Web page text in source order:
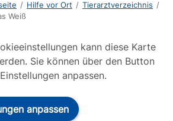
/ Hilfe vor Ort / Tierarztverzeichnis /
Weiß
kann diese Karte
Sie können über den Button
anpassen.
anpassen